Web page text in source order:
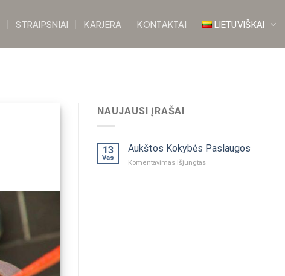
STRAIPSNIAI KARJERA KONTAKTAI LIETUVIŠKAI
NAUJAUSI ĮRAŠAI
13
Vas
Aukštos Kokybės Paslaugos
Komentavimas išjungtasįraše